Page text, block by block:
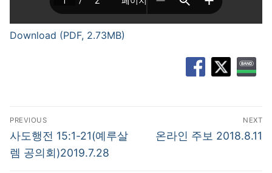
Download (PDF, 2.73MB)
글
탐
색
PREVIOUS
Previous
post:
사도행전 15:1-21(예루살
렘 공의회)2019.7.28
NEXT
Next
온라인 주보 2018.8.11